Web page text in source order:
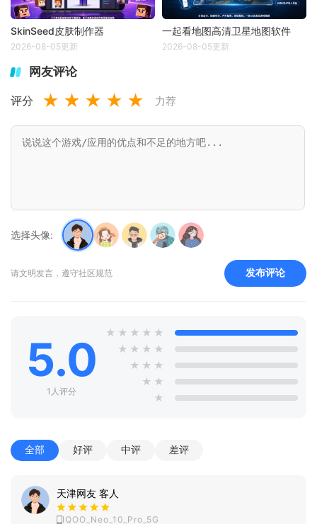
SkinSeed皮肤制作器
2026-08-05更新
一起看地图高清卫星地图软件
2026-08-05更新
网友评论
评分 ★ ★ ★ ★ ★ 力荐
选择头像:
请文明发言，遵守社区规范 发布评论
5.0
1人评分
★ ★ ★ ★ ★
★ ★ ★ ★
★ ★ ★
★ ★
★
全部 好评 中评 差评
天津网友 客人
IQOO_Neo_10_Pro_5G